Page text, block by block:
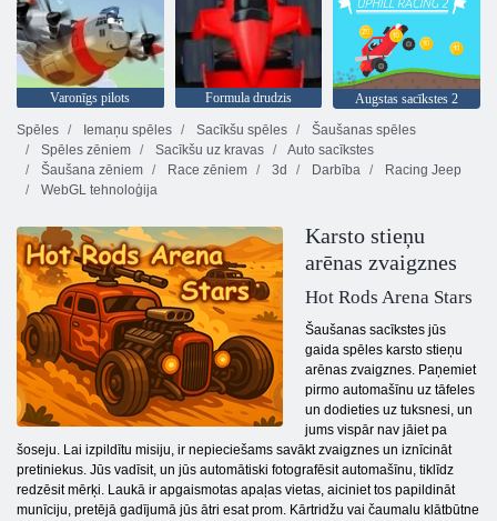
Varonīgs pilots Formula drudzis
Augstas sacīkstes 2
Spēles
Iemaņu spēles Sacīkšu spēles
Šaušanas spēles
Spēles zēniem
Sacīkšu uz kravas
Auto sacīkstes
Šaušana zēniem
Race zēniem 3d Darbība
Racing Jeep
WebGL tehnoloģija
Karsto stieņu
arēnas zvaigznes
Hot Rods Arena Stars
Šaušanas sacīkstes jūs
gaida spēles karsto stieņu
arēnas zvaigznes. Paņemiet
pirmo automašīnu uz tāfeles
un dodieties uz tuksnesi, un
jums vispār nav jāiet pa
šoseju. Lai izpildītu misiju, ir nepieciešams savākt zvaigznes un iznīcināt
pretiniekus. Jūs vadīsit, un jūs automātiski fotografēsit automašīnu, tiklīdz
redzēsit mērķi. Laukā ir apgaismotas apaļas vietas, aiciniet tos papildināt
munīciju, pretējā gadījumā jūs ātri esat prom. Kārtridžu vai čaumalu klātbūtne